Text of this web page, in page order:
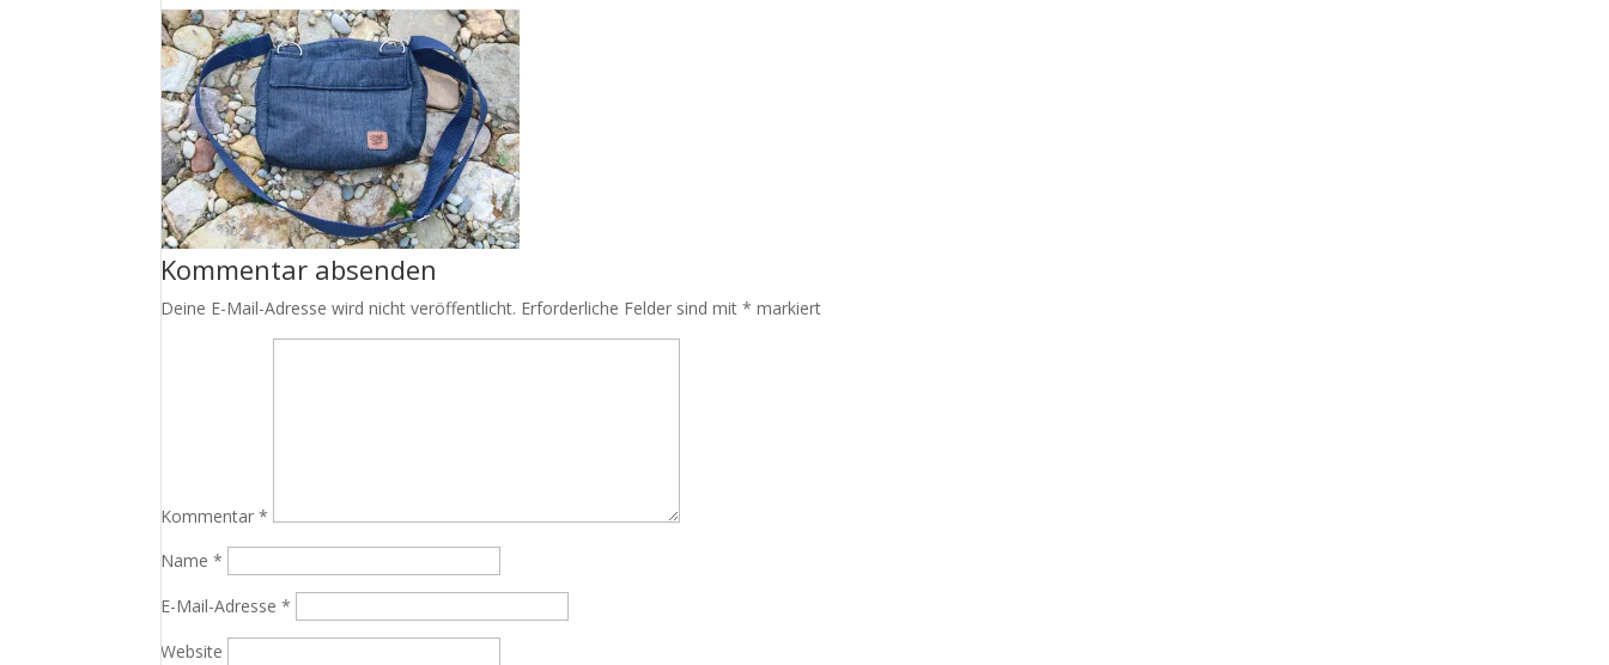
Kommentar absenden
Deine E-Mail-Adresse wird nicht veröffentlicht. Erforderliche Felder sind mit* markiert
Kommentar*
Name*
E-Mail-Adresse*
Website